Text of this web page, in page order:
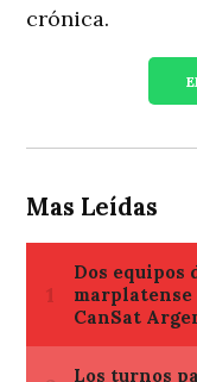
crónica.
Mas Leídas